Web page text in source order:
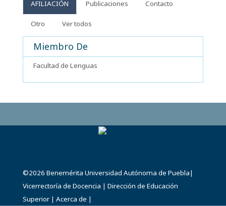
AFILIACIÓN Publicaciones Contacto
Otro Ver todos
Miembro De
Facultad de Lenguas
©2026 Benemérita Universidad Autónoma de Puebla|
Vicerrectoría de Docencia | Dirección de Educación
Superior | Acerca de |